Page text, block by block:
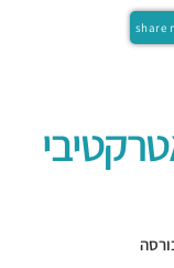
share